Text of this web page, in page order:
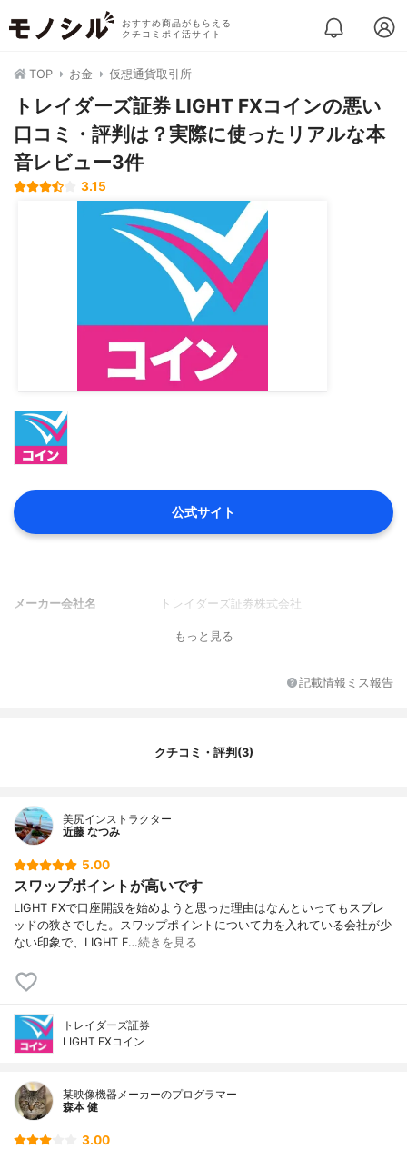
おすすめ商品がもらえる
クチコミポイ活サイト
TOP お金 仮想通貨取引所
トレイダーズ証券 LIGHT FXコインの悪い
口コミ・評判は？実際に使ったリアルな本
音レビュー3件
3.15
公式サイト
メーカー会社名 トレイダーズ証券株式会社
もっと見る
記載情報ミス報告
クチコミ・評判(3)
美尻インストラクター
近藤 なつみ
5.00
スワップポイントが高いです
LIGHT FXで口座開設を始めようと思った理由はなんといってもスプレ
ッドの狭さでした。スワップポイントについて力を入れている会社が少
ない印象で、LIGHT F…続きを見る
トレイダーズ証券
LIGHT FXコイン
某映像機器メーカーのプログラマー
森本 健
3.00